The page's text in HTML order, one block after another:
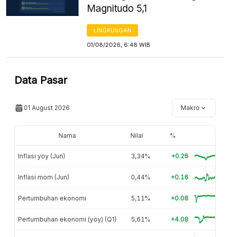
Magnitudo 5,1
LINGKUNGAN
01/08/2026, 6:48 WIB
Data Pasar
01 August 2026 Makro
Nama Nilai %
Inflasi yoy (Jun) 3,34% +0.26
Inflasi mom (Jun) 0,44% +0.16
Pertumbuhan ekonomi 5,11% +0.08
Pertumbuhan ekonomi (yoy) (Q1) 5,61% +4.08